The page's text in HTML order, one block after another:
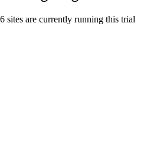
6 sites are currently running this trial